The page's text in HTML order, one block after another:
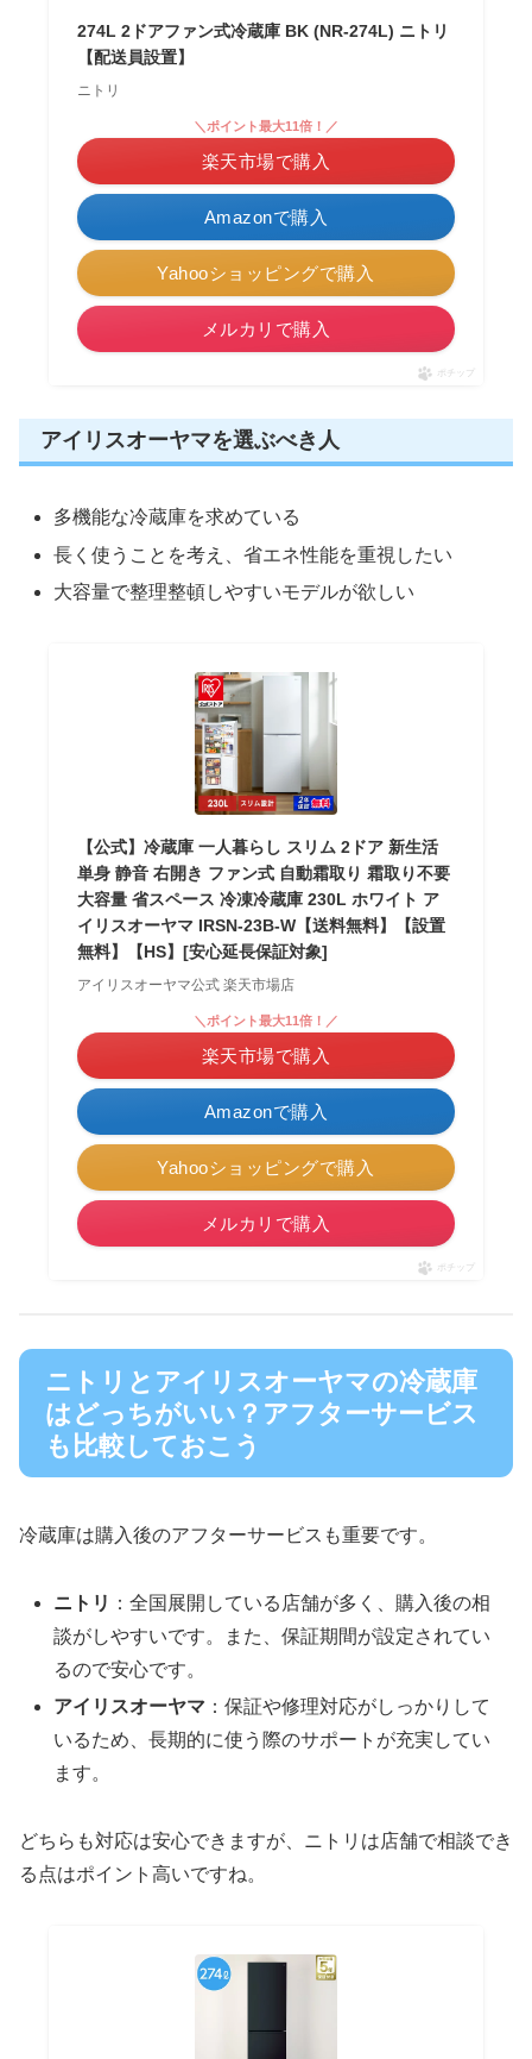
274L 2ドアファン式冷蔵庫 BK (NR-274L) ニトリ
【配送員設置】
ニトリ
Amazonで購入
＼ポイント最大11倍！／
楽天市場で購入
Yahooショッピングで購入
メルカリで購入
ポチップ
アイリスオーヤマを選ぶべき人
多機能な冷蔵庫を求めている
長く使うことを考え、省エネ性能を重視したい
大容量で整理整頓しやすいモデルが欲しい
【公式】冷蔵庫 一人暮らし スリム 2ドア 新生活
単身 静音 右開き ファン式 自動霜取り 霜取り不要
大容量 省スペース 冷凍冷蔵庫 230L ホワイト ア
イリスオーヤマ IRSN-23B-W【送料無料】【設置
無料】【HS】[安心延長保証対象]
アイリスオーヤマ公式 楽天市場店
Amazonで購入
＼ポイント最大11倍！／
楽天市場で購入
Yahooショッピングで購入
メルカリで購入
ポチップ
ニトリとアイリスオーヤマの冷蔵庫
はどっちがいい？アフターサービス
も比較しておこう
冷蔵庫は購入後のアフターサービスも重要です。
ニトリ ：全国展開している店舗が多く、購入後の相
談がしやすいです。また、保証期間が設定されてい
るので安心です。
アイリスオーヤマ ：保証や修理対応がしっかりして
いるため、長期的に使う際のサポートが充実してい
ます。
どちらも対応は安心できますが、ニトリは店舗で相談でき
る点はポイント高いですね。